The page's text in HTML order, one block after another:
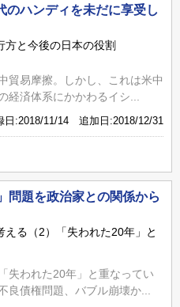
のハンディを未だに享受し
方と今後の日本の役割
貿易摩擦。しかし、これは米中
経済体系にかかわるイシ...
日:2018/11/14 追加日:2018/12/31
問題を政治家との関係から
える（2）「失われた20年」と
失われた20年」と重なってい
良債権問題、バブル崩壊か...